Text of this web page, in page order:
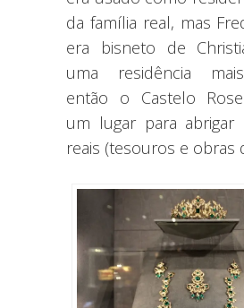
da família real, mas
era bisneto de
uma residência
então o Castelo
um lugar para abrigar
reais (tesouros e obras